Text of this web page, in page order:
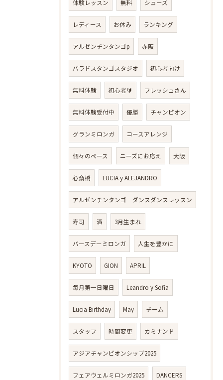
体験レッスン 無料 シューズ
レディース お休み ランキング
アルゼンチンタンゴp 赤阪
パラドスタンゴスタジオ 初心者向け
無料体験 初心者🔰 フレッシュさん
無料体験受付中 優勝 チャンピオン
グランミロンガ コースアレンジ
個々のペース ニーズにお応え 大阪
心斎橋 LUCIA y ALEJANDRO
アルゼンチンタンゴ ダンスダンスレッスン
寿司 酒 3月生まれ
バースデーミロンガ 人生を豊かに
KYOTO GION APRIL
毎月第一日曜日 Leandro y Sofia
Lucia Birthday May チーム
スタッフ 時間変更 カミナンド
アジアチャンピオンシップ2025
フェアウェルミロンガ2025 DANCERS